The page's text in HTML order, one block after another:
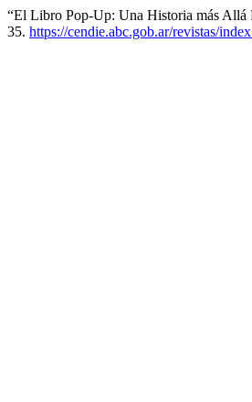
“El Libro Pop-Up: Una Historia más
35. https://cendie.abc.gob.ar/revistas/